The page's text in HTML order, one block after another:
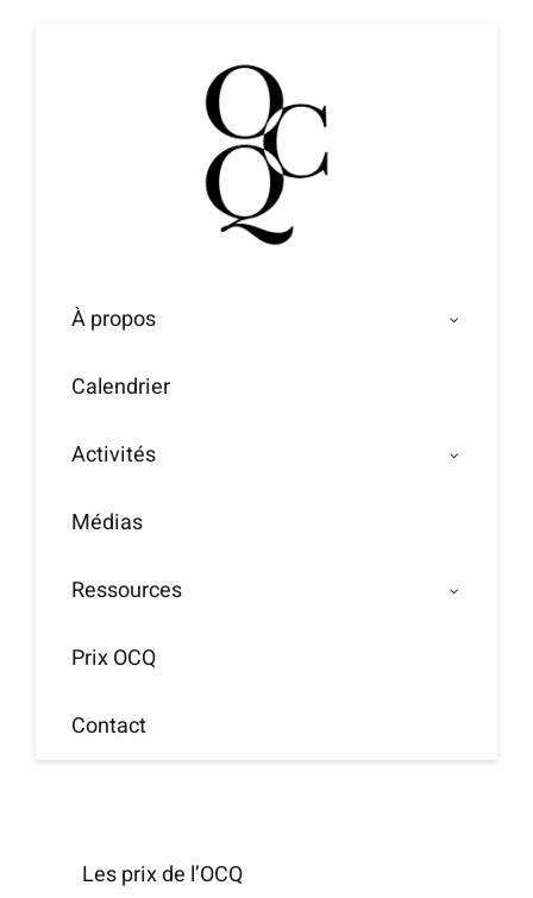
À propos
Calendrier
Activités
Médias
Ressources
Prix OCQ
Contact
Les prix de l’OCQ